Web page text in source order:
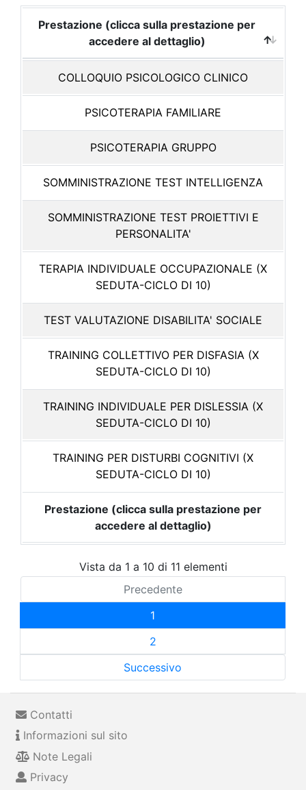
Prestazione (clicca sulla prestazione per
accedere al dettaglio)
COLLOQUIO PSICOLOGICO CLINICO
PSICOTERAPIA FAMILIARE
PSICOTERAPIA GRUPPO
SOMMINISTRAZIONE TEST INTELLIGENZA
SOMMINISTRAZIONE TEST PROIETTIVI E
PERSONALITA'
TERAPIA INDIVIDUALE OCCUPAZIONALE (X
SEDUTA-CICLO DI 10)
TEST VALUTAZIONE DISABILITA' SOCIALE
TRAINING COLLETTIVO PER DISFASIA (X
SEDUTA-CICLO DI 10)
TRAINING INDIVIDUALE PER DISLESSIA (X
SEDUTA-CICLO DI 10)
TRAINING PER DISTURBI COGNITIVI (X
SEDUTA-CICLO DI 10)
Prestazione (clicca sulla prestazione per
accedere al dettaglio)
Vista da 1 a 10 di 11 elementi
Precedente
1
2
Successivo
Contatti
Informazioni sul sito
Note Legali
Privacy